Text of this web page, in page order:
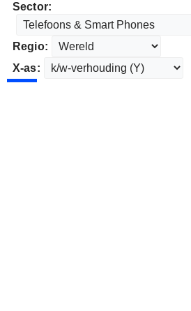
Sector:
Regio:
X-as: